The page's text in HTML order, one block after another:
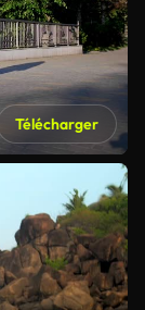
Télécharger